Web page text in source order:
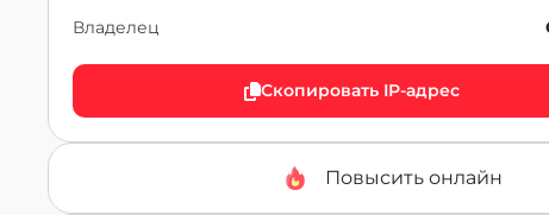
Владелец
Скопировать IP-адрес
Повысить онлайн